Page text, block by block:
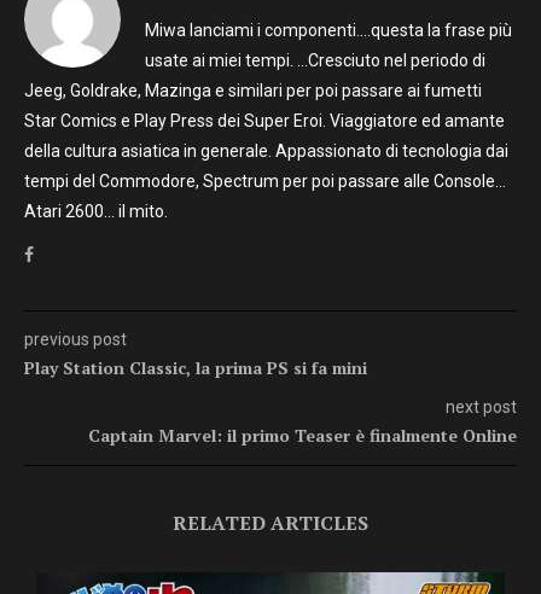
Miwa lanciami i componenti….questa la frase più
usate ai miei tempi. …Cresciuto nel periodo di
Jeeg, Goldrake, Mazinga e similari per poi passare ai fumetti
Star Comics e Play Press dei Super Eroi. Viaggiatore ed amante
della cultura asiatica in generale. Appassionato di tecnologia dai
tempi del Commodore, Spectrum per poi passare alle Console…
Atari 2600… il mito.
previous post
Play Station Classic, la prima PS si fa mini
next post
Captain Marvel: il primo Teaser è finalmente Online
RELATED ARTICLES